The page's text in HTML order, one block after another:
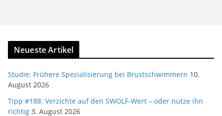
Neueste Artikel
Studie: Frühere Spezialisierung bei Brustschwimmern 10.
August 2026
Tipp #188: Verzichte auf den SWOLF-Wert – oder nutze ihn
richtig 3. August 2026